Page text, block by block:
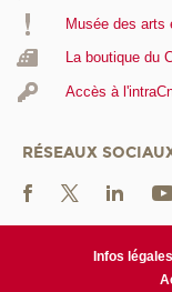
Musée des arts
La boutique du
Accès à
RÉSEAUX
Infos légales